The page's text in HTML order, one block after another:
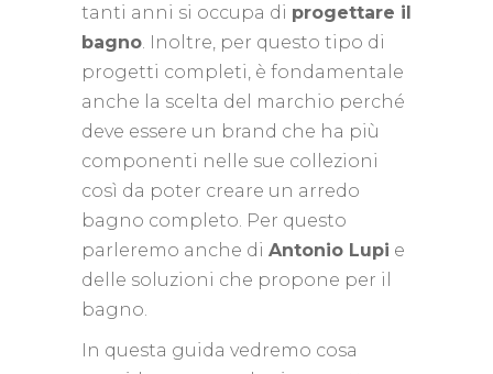
tanti anni si occupa di progettare il
bagno. Inoltre, per questo tipo di
progetti completi, è fondamentale
anche la scelta del marchio perché
deve essere un brand che ha più
componenti nelle sue collezioni
così da poter creare un arredo
bagno completo. Per questo
parleremo anche di Antonio Lupi e
delle soluzioni che propone per il
bagno.
In questa guida vedremo cosa